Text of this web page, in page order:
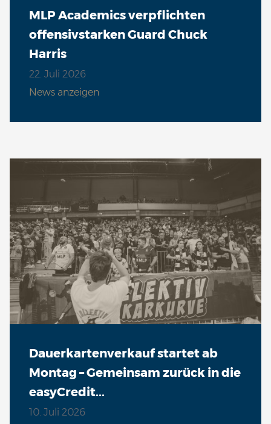
MLP Academics verpflichten
offensivstarken Guard Chuck
Harris
22. Juli 2026
News anzeigen
Dauerkartenverkauf startet ab
Montag – Gemeinsam zurück in die
easyCredit...
10. Juli 2026